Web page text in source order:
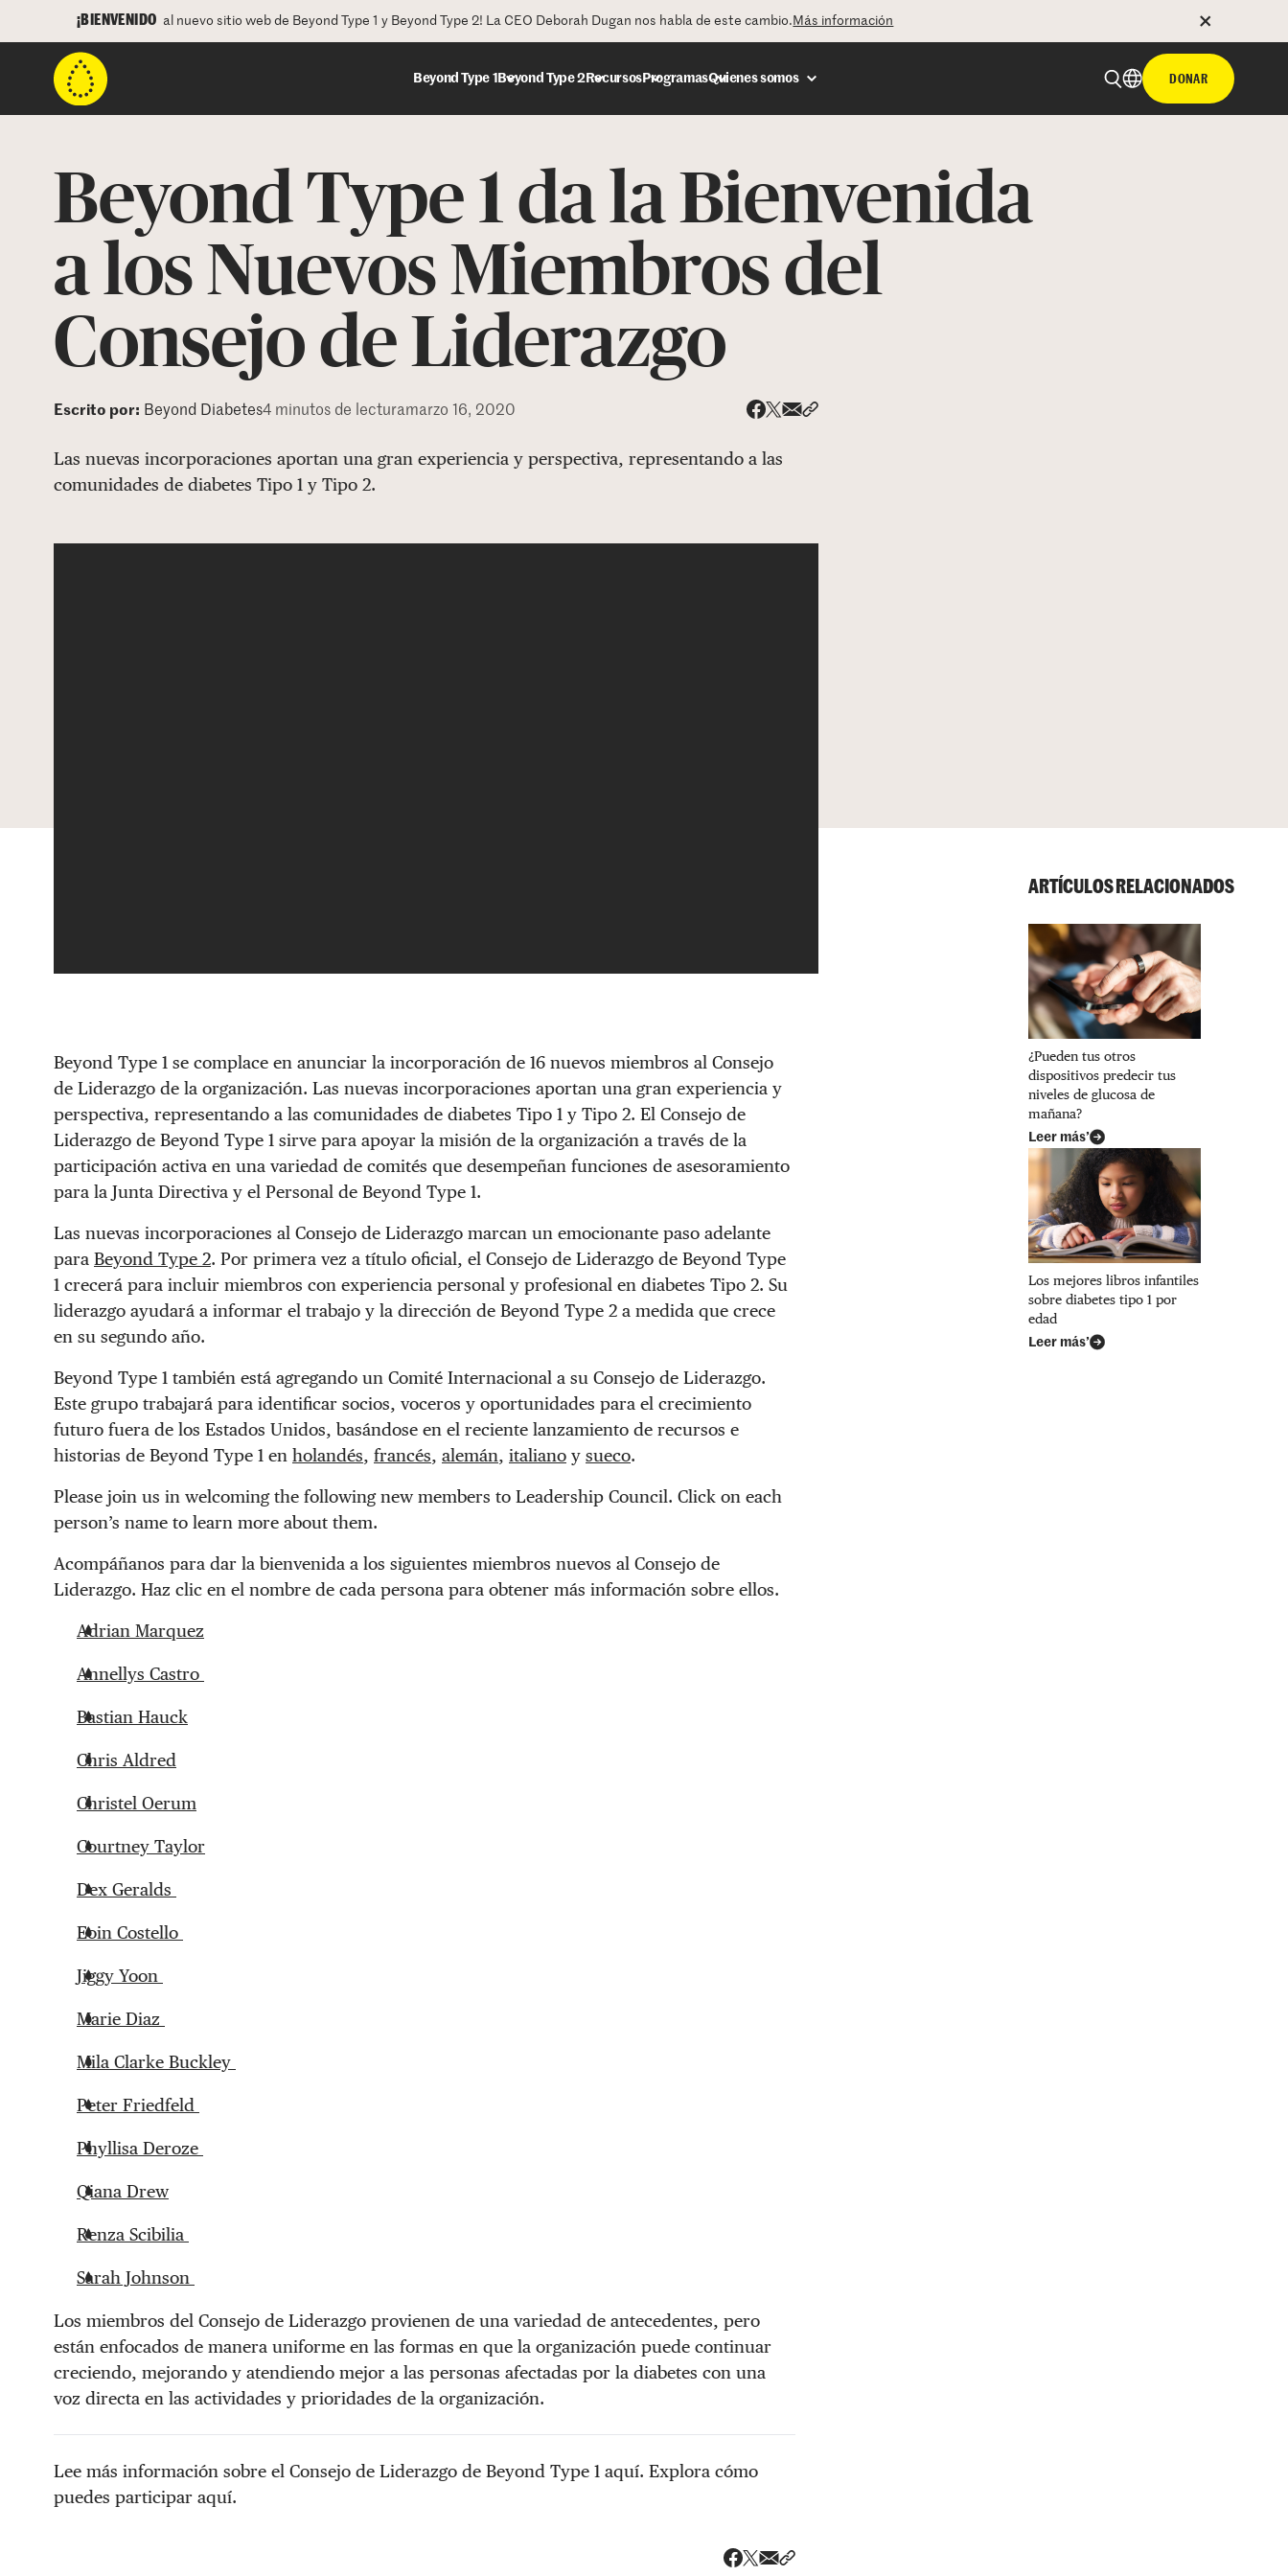
¡BIENVENIDO al nuevo sitio web de Beyond Type 1 y Beyond Type 2! La CEO Deborah Dugan nos habla de este cambio. Más información
Beyond Type 1 Beyond Type 2Recursos ProgramasQuienes somos DONAR
Beyond Type 1 da la Bienvenida
a los Nuevos Miembros del
Consejo de Liderazgo
Escrito por: Beyond Diabetes4 minutos de lecturamarzo 16, 2020
Las nuevas incorporaciones aportan una gran experiencia y perspectiva, representando a las
comunidades de diabetes Tipo 1 y Tipo 2.
Beyond Type 1 se complace en anunciar la incorporación de 16 nuevos miembros al Consejo
de Liderazgo de la organización. Las nuevas incorporaciones aportan una gran experiencia y
perspectiva, representando a las comunidades de diabetes Tipo 1 y Tipo 2. El Consejo de
Liderazgo de Beyond Type 1 sirve para apoyar la misión de la organización a través de la
participación activa en una variedad de comités que desempeñan funciones de asesoramiento
para la Junta Directiva y el Personal de Beyond Type 1.
Las nuevas incorporaciones al Consejo de Liderazgo marcan un emocionante paso adelante
para Beyond Type 2. Por primera vez a título oficial, el Consejo de Liderazgo de Beyond Type
1 crecerá para incluir miembros con experiencia personal y profesional en diabetes Tipo 2. Su
liderazgo ayudará a informar el trabajo y la dirección de Beyond Type 2 a medida que crece
en su segundo año.
Beyond Type 1 también está agregando un Comité Internacional a su Consejo de Liderazgo.
Este grupo trabajará para identificar socios, voceros y oportunidades para el crecimiento
futuro fuera de los Estados Unidos, basándose en el reciente lanzamiento de recursos e
historias de Beyond Type 1 en holandés, francés, alemán, italiano y sueco.
Please join us in welcoming the following new members to Leadership Council. Click on each
person’s name to learn more about them.
Acompáñanos para dar la bienvenida a los siguientes miembros nuevos al Consejo de
Liderazgo. Haz clic en el nombre de cada persona para obtener más información sobre ellos.
Adrian Marquez
Annellys Castro
Bastian Hauck
Chris Aldred
Christel Oerum
Courtney Taylor
Dex Geralds
Eoin Costello
Jiggy Yoon
Marie Diaz
Mila Clarke Buckley
Peter Friedfeld
Phyllisa Deroze
Qiana Drew
Renza Scibilia
Sarah Johnson
Los miembros del Consejo de Liderazgo provienen de una variedad de antecedentes, pero
están enfocados de manera uniforme en las formas en que la organización puede continuar
creciendo, mejorando y atendiendo mejor a las personas afectadas por la diabetes con una
voz directa en las actividades y prioridades de la organización.
Lee más información sobre el Consejo de Liderazgo de Beyond Type 1 aquí. Explora cómo
puedes participar aquí.
ARTÍCULOS RELACIONADOS
¿Pueden tus otros
dispositivos predecir tus
niveles de glucosa de
mañana?
Leer más’
Los mejores libros infantiles
sobre diabetes tipo 1 por
edad
Leer más’